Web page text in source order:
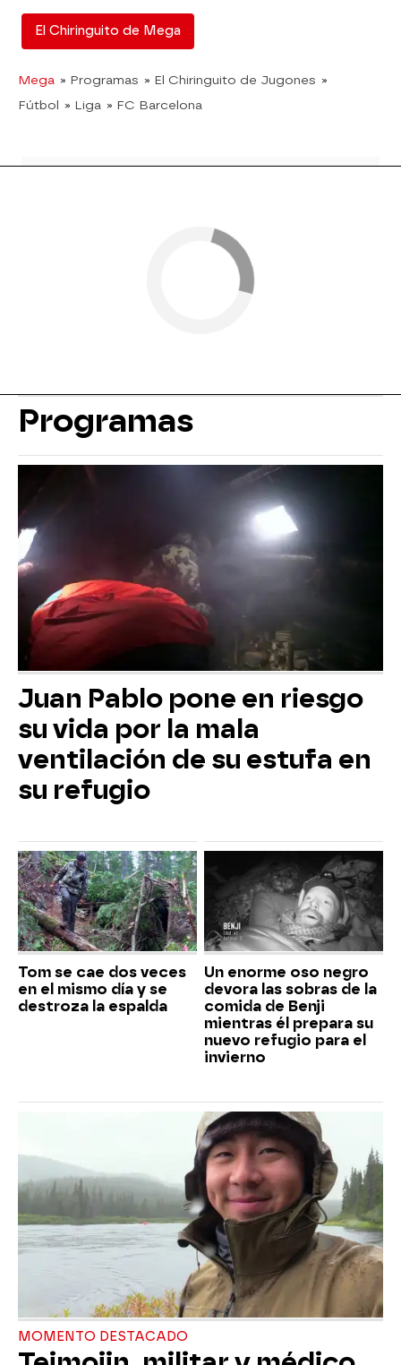
El Chiringuito de Mega
Mega » Programas » El Chiringuito de Jugones »
Fútbol » Liga » FC Barcelona
Programas
Juan Pablo pone en riesgo
su vida por la mala
ventilación de su estufa en
su refugio
Tom se cae dos veces
en el mismo día y se
destroza la espalda
Un enorme oso negro
devora las sobras de la
comida de Benji
mientras él prepara su
nuevo refugio para el
invierno
MOMENTO DESTACADO